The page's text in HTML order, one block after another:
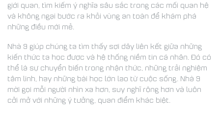
giới quan, tìm kiếm ý nghĩa sâu sắc trong các mối quan hệ
và không ngại bước ra khỏi vùng an toàn để khám phá
những điều mới mẻ.
Nhà 9 giúp chúng ta tìm thấy sợi dây liên kết giữa những
kiến thức ta học được và hệ thống niềm tin cá nhân. Đó có
thể là sự chuyển biến trong nhận thức, những trải nghiệm
tâm linh, hay những bài học lớn lao từ cuộc sống. Nhà 9
mời gọi mỗi người nhìn xa hơn, suy nghĩ rộng hơn và luôn
cởi mở với những ý tưởng, quan điểm khác biệt.